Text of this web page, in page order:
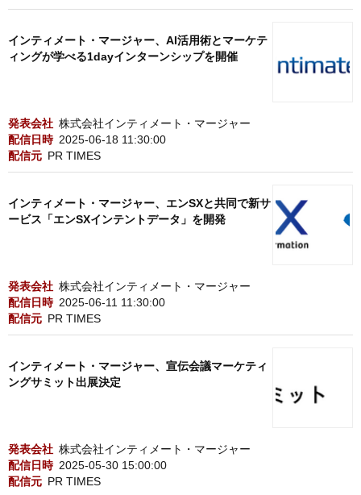
インティメート・マージャー、AI活用術とマーケテ
ィングが学べる1dayインターンシップを開催
発表会社 株式会社インティメート・マージャー
配信日時 2025-06-18 11:30:00
配信元 PR TIMES
インティメート・マージャー、エンSXと共同で新サ
ービス「エンSXインテントデータ」を開発
発表会社 株式会社インティメート・マージャー
配信日時 2025-06-11 11:30:00
配信元 PR TIMES
インティメート・マージャー、宣伝会議マーケティ
ングサミット出展決定
発表会社 株式会社インティメート・マージャー
配信日時 2025-05-30 15:00:00
配信元 PR TIMES